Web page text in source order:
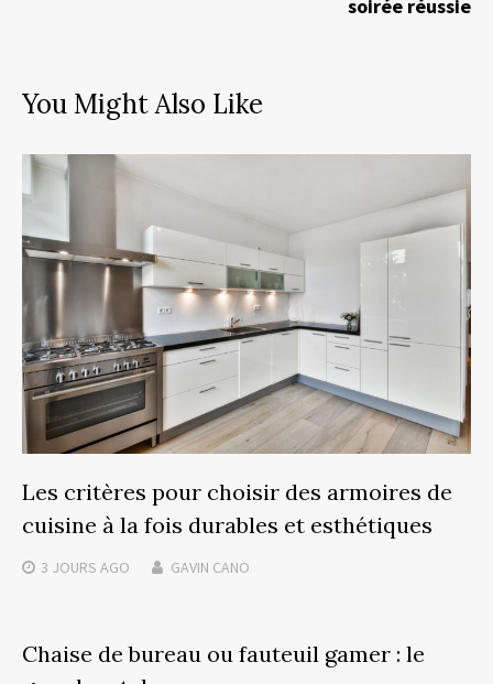
soirée réussie
You Might Also Like
Les critères pour choisir des armoires de
cuisine à la fois durables et esthétiques
3 JOURS AGO GAVIN CANO
Chaise de bureau ou fauteuil gamer : le